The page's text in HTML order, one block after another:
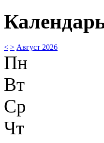
< > Август 2026
Пн
Вт
Ср
Чт